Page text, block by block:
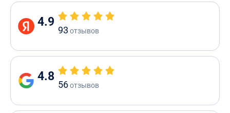
4.9
93 отзывов
4.8
56отзывов